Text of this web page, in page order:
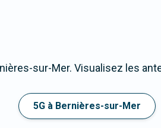
sur-Mer. Visualisez les
5G à Bernières-sur-Mer